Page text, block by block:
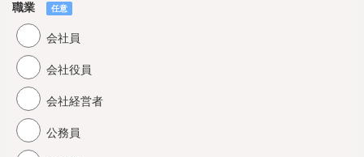
職業 任意
会社員
会社役員
会社経営者
公務員